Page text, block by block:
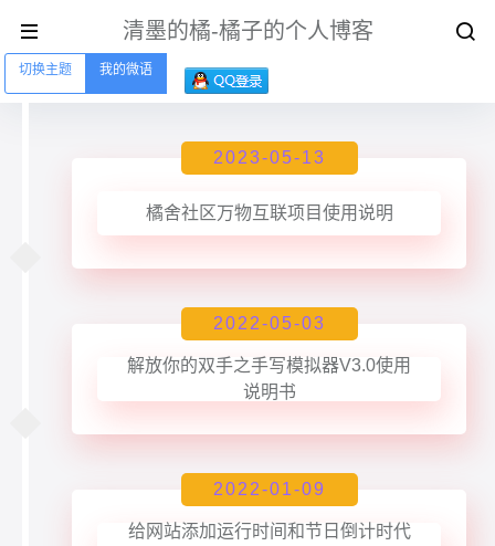
清墨的橘-橘子的个人博客
切换主题 我的微语
2023-05-13
橘舍社区万物互联项目使用说明
2022-05-03
解放你的双手之手写模拟器V3.0使用
说明书
2022-01-09
给网站添加运行时间和节日倒计时代